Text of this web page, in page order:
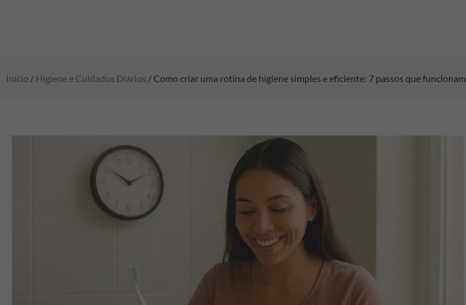
Início / Higiene e Cuidados Diários / Como criar uma rotina de higiene simples e eficiente: 7 passos que funcionam